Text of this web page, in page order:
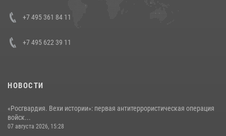
+7 495 361 84 11
+7 495 622 39 11
НОВОСТИ
«Росгвардия. Вехи истории»: первая антитеррористическая операция
войск...
07 августа 2026, 15:28